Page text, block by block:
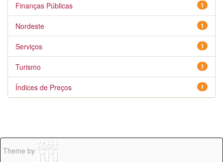
1
Finanças Públicas
1
Nordeste
1
Serviços
1
Turismo
1
Índices de Preços
Theme by